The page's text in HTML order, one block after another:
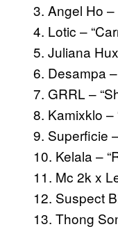
3. Angel Ho –
4. Lotic –
5. Juliana
6. Desampa
7. GRRL –
8. Kamixklo –
9. Superficie
10. Kelala –
11. Mc 2k x
12. Suspect
13. Thong